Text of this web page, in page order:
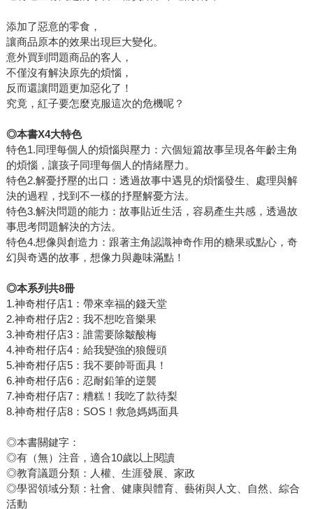
添加了惡意的零食，
讓商品原本的效果出現巨大變化。
意外買到問題商品的客人，
不僅沒有解決原先的煩惱，
反而還讓問題更加惡化了！
究竟，紅子要怎麼克服這次的危機呢？
◎本書X4大特色
特色1.同理每個人的煩惱與壓力：六個短篇故事呈現各年齡主角
的煩惱，讓孩子同理每個人的情緒壓力。
特色2.解憂抒壓的出口：透過故事中遇見的煩惱發生、處理與解
決的過程，找到不一樣的抒壓解憂方法。
特色3.解決問題的能力：故事貼近生活，容易產生共感，透過故
事思考問題解決的方法。
特色4.想像與創造力：跟著主角認識神奇作用的糖果或點心，奇
幻與奇遇的故事，想像力與趣味滿點！
◎本系列共8冊
1.神奇柑仔店1：帶來幸福的錢天堂
2.神奇柑仔店2：我不想吃音樂果
3.神奇柑仔店3：誰需要除皺酸梅
4.神奇柑仔店4：給我變強的狼饅頭
5.神奇柑仔店5：我不要帥哥面具！
6.神奇柑仔店6：忍耐鉛筆的逆襲
7.神奇柑仔店7：糟糕！我吃了款待梨
8.神奇柑仔店8：SOS！救急媽媽面具
◎本書關鍵字：
◎有（無）注音，適合10歲以上閱讀
◎教育議題分類：人權、生涯發展、家政
◎學習領域分類：社會、健康與體育、藝術與人文、自然、綜合
活動